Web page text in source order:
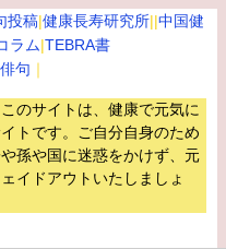
投稿|健康長寿研究所||中国健
ラム|TEBRA書
句 ｜
のサイトは、健康で元気に
トです。 ご自分自身のため
孫や国に迷惑をかけず、元
イドアウトいたしましょ